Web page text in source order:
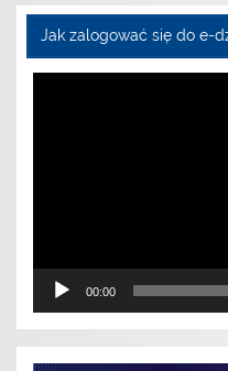
Jak zalogować się do e-
00:00